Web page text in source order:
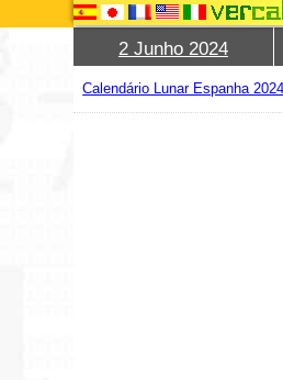
2 Junho 2024
Calendário Lunar Espanha 2024